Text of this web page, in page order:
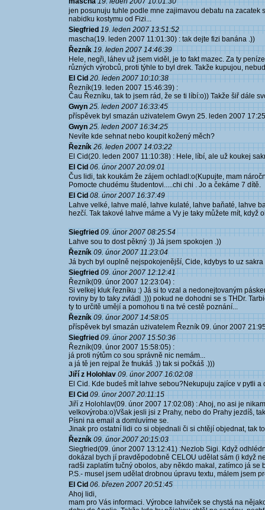
jen posunuju tuhle podle mne zajimavou debatu na
nabidku kostymu od Fizi...
Siegfried 19. leden 2007 13:51:52
mascha(19. leden 2007 11:01:30) : tak dejte fizi banána .))
Řezník 19. leden 2007 14:46:39
Hele, negři, láhev už jsem viděl, je to fakt mazec. Za ty
různých výrobců, proti týhle to byl drek. Takže kupujou,
El Cid 20. leden 2007 10:10:38
Řezník(19. leden 2007 15:46:39) :
Čau Řezníku, tak to jsem rád, že se ti líbí:o)) Takže šiř dále
Gwyn 25. leden 2007 16:33:45
příspěvek byl smazán użivatelem Gwyn 25. leden 2007
Gwyn 25. leden 2007 16:34:25
Nevíte kde sehnat nebo koupit kožený měch?
Řezník 26. leden 2007 14:03:22
El Cid(20. leden 2007 11:10:38) : Hele, líbí, ale už koukej
El Cid 06. únor 2007 20:09:01
Čus lidi, tak koukám že zájem ochladl:o(Kupujte, mam
Pomocte chudému študentovi.....chi chi . Jo a čekáme 7 dítě.
El Cid 08. únor 2007 16:37:49
Lahve velké, lahve malé, lahve kulaté, lahve baňaté, lahve
hezčí. Tak takové lahve máme a Vy je taky můžete mít, když
Siegfried 09. únor 2007 08:25:54
Lahve sou to dost pěkný :)) Já jsem spokojen .))
Řezník 09. únor 2007 11:23:04
Já bych byl ouplně nejspokojenější, Cide, kdybys to uz sakra
Siegfried 09. únor 2007 12:12:41
Řezník(09. únor 2007 12:23:04) :
Si velkej kluk řezníku :) Já si to vzal a nedonejtovaným
roviny by to taky zvládl .))) pokud ne dohodni se s THDr.
ty to určitě umějí a pomohou ti na tvé cestě poznání...
Řezník 09. únor 2007 14:58:05
příspěvek byl smazán użivatelem Řezník 09. únor 2007
Siegfried 09. únor 2007 15:50:36
Řezník(09. únor 2007 15:58:05) :
já proti nýtům co sou správně nic nemám...
a já tě jen rejpal že fnukáš .)) tak si počkáš .)))
Jiří z Holohlav 09. únor 2007 16:02:08
El Cid. Kde budeš mít lahve sebou?Nekupuju zajíce v pytli a
El Cid 09. únor 2007 20:11:15
Jiří z Holohlav(09. únor 2007 17:02:08) : Ahoj, no asi je
velkovýroba:o)Však jesli jsi z Prahy, nebo do Prahy jezdíš,
Písni na email a domluvíme se.
Jinak pro ostatní lidi co si objednali či si chtějí objednat, tak
Řezník 09. únor 2007 20:15:03
Siegfried(09. únor 2007 13:12:41) :Nezlob Sigi. Když
dokázal bych jí pravděpodobně CELOU udělat sám (i když
radši zaplatím tučný obolos, aby někdo makal, zatímco já se
P.S.- musel jsem udělat drobnou úpravu textu, málem jsem
El Cid 06. březen 2007 20:51:45
Ahoj lidi,
mam pro Vás informaci. Výrobce lahviček se chystá na